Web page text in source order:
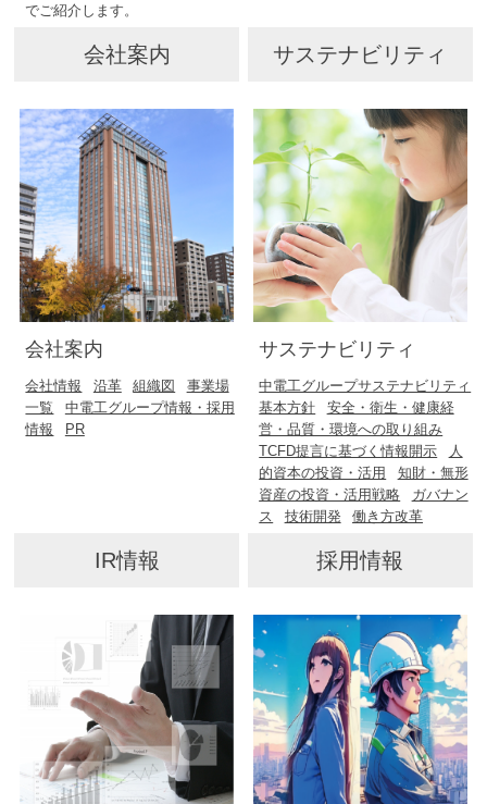
でご紹介します。
会社案内
会社案内
会社情報 沿革 組織図
事業場
一覧
中電工グループ情報・採用
情報
PR
サステナビリティ
サステナビリティ
中電工グループサステナビリティ
基本方針
安全・衛生・健康経
営・品質・環境への取り組み
TCFD提言に基づく情報開示
人
的資本の投資・活用
知財・無形
資産の投資・活用戦略
ガバナン
ス
技術開発 働き方改革
IR情報 採用情報